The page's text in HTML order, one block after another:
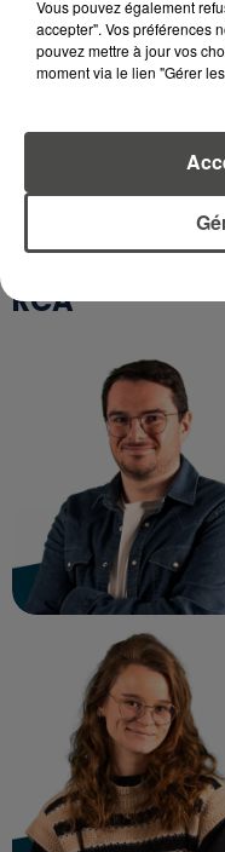
RETROUVEZ
RECEVEZ LES
RCA
Vous pouvez également
accepter". Vos préférences
pouvez mettre à jour vos
moment via le lien "Gérer